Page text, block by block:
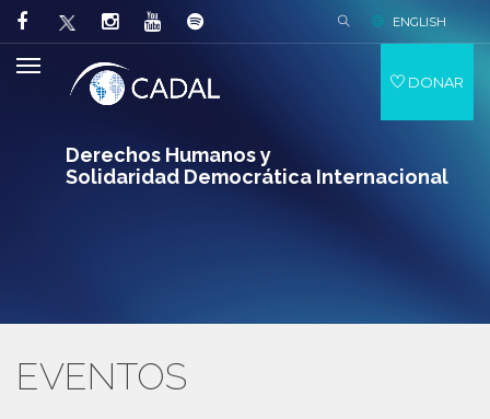
Derechos Humanos y
Solidaridad Democrática Internacional
ENGLISH
DONAR
EVENTOS